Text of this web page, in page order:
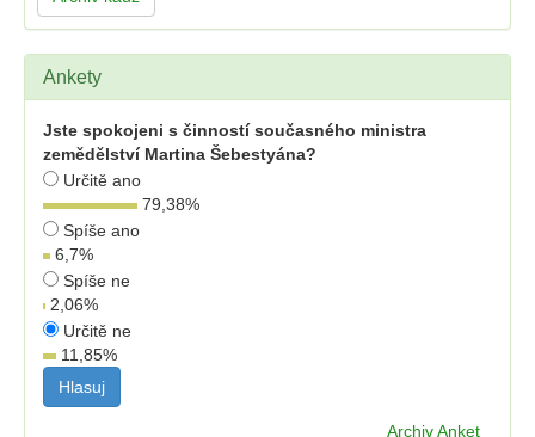
Ankety
Jste spokojeni s činností současného ministra
zemědělství Martina Šebestyána?
Určitě ano
79,38%
Spíše ano
6,7%
Spíše ne
2,06%
Určitě ne
11,85%
Archiv Anket